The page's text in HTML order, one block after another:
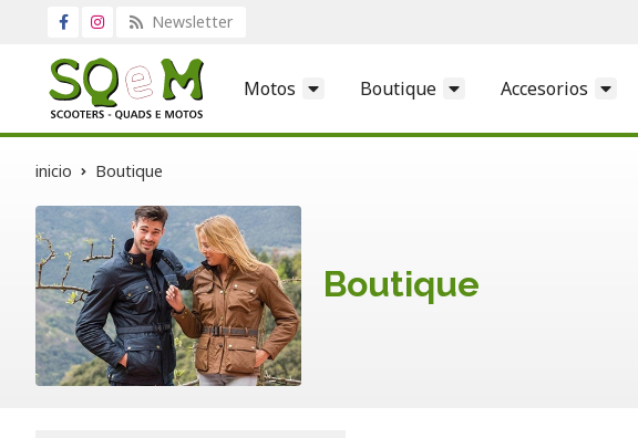
Newsletter
Motos Boutique Accesorios
inicio Boutique
Boutique